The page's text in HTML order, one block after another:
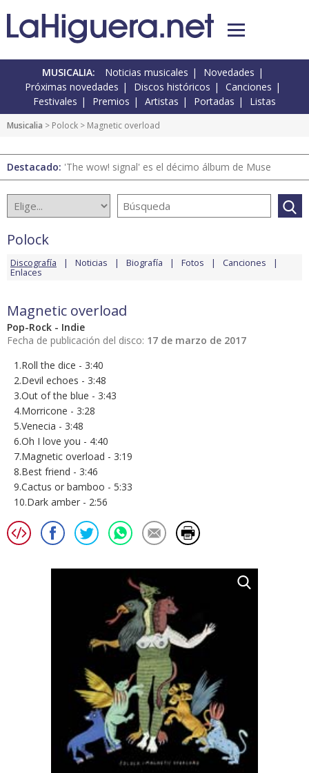
MUSICALIA: Noticias musicales
Novedades
Próximas novedades
Discos históricos
Canciones
Festivales
Premios Artistas Portadas Listas
Musicalia > Polock > Magnetic overload
Destacado: 'The wow! signal' es el décimo álbum de Muse
Polock
Discografía Noticias Biografía Fotos Canciones
Enlaces
Magnetic overload
Pop-Rock - Indie
Fecha de publicación del disco: 17 de marzo de 2017
1.Roll the dice - 3:40
2.Devil echoes - 3:48
3.Out of the blue - 3:43
4.Morricone - 3:28
5.Venecia - 3:48
6.Oh I love you - 4:40
7.Magnetic overload - 3:19
8.Best friend - 3:46
9.Cactus or bamboo - 5:33
10.Dark amber - 2:56